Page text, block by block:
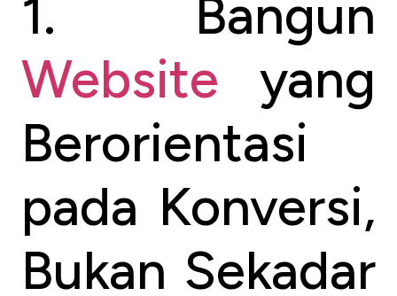
1. Bangun
Website yang
Berorientasi
pada Konversi,
Bukan Sekadar